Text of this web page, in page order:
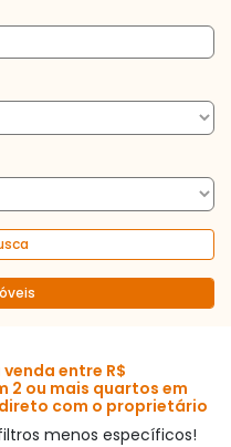
entre R$
2 ou mais quartos em
direto com o proprietário
menos específicos!